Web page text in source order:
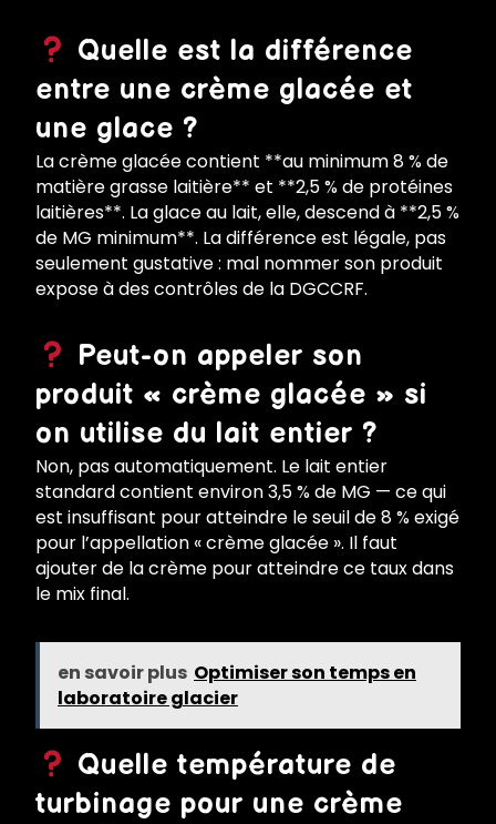
Quelle est la différence
entre une crème glacée et
une glace ?
La crème glacée contient **au minimum 8 % de
matière grasse laitière** et **2,5 % de protéines
laitières**. La glace au lait, elle, descend à **2,5 %
de MG minimum**. La différence est légale, pas
seulement gustative : mal nommer son produit
expose à des contrôles de la DGCCRF.
Peut-on appeler son
produit « crème glacée » si
on utilise du lait entier ?
Non, pas automatiquement. Le lait entier
standard contient environ 3,5 % de MG — ce qui
est insuffisant pour atteindre le seuil de 8 % exigé
pour l’appellation « crème glacée ». Il faut
ajouter de la crème pour atteindre ce taux dans
le mix final.
en savoir plus Optimiser son temps en
laboratoire glacier
Quelle température de
turbinage pour une crème